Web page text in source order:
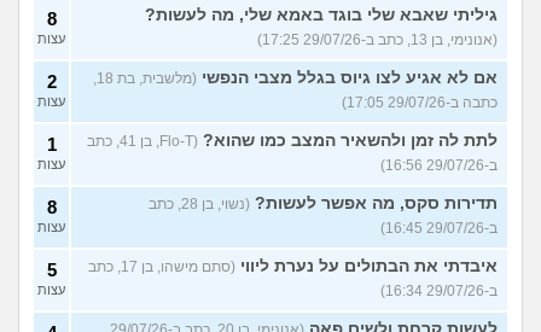
גיליתי שאבא שלי בוגד באמא שלי, מה לעשות?
(אנונימי, בן 13, כתב ב-29/07/26 17:25)
8
עצות
אם לא אגיע לצו גיוס בגלל מצבי הנפשי
(מלשבית, בת 18,
כתבה ב-29/07/26 17:05)
2
עצות
לתת לה זמן ולהשאיר המצב כמו שהוא?
(Flo-T, בן 41, כתב
ב-29/07/26 16:56)
1
עצות
תדירות סקס, מה אפשר לעשות?
(נשוי, בן 28, כתב
ב-29/07/26 16:45)
8
עצות
איבדתי את הבתולים על נערת ליווי
(סתם מישהו, בן 17, כתב
ב-29/07/26 16:34)
5
עצות